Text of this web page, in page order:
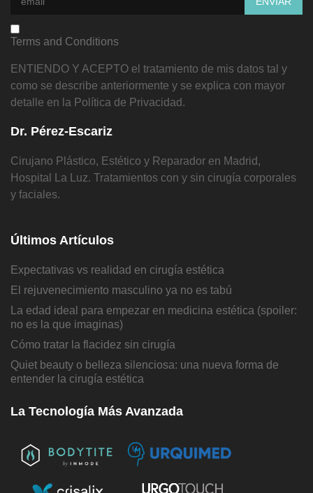
Terms and Conditions
ENTIENDO Y ACEPTO el tratamiento de mis datos tal y
como se describe anteriormente y se explica con mayor
detalle en la Política de Privacidad.
Dr. Pérez-Escariz
Cirujano Plástico, Estético y Reparador en Madrid,
Hospital La Luz. Tratamientos con y sin cirugía corporales
y faciales.
Últimos Artículos
Expectativas vs realidad en cirugía estética
El rejuvenecimiento masculino ya no es tabú
La edad ideal para empezar en medicina estética (spoiler:
no es la que imaginas)
Cómo tratar la flacidez sin cirugía
Quiet beauty o belleza silenciosa: una nueva forma de
entender la cirugía estética
La Tecnología Más Avanzada